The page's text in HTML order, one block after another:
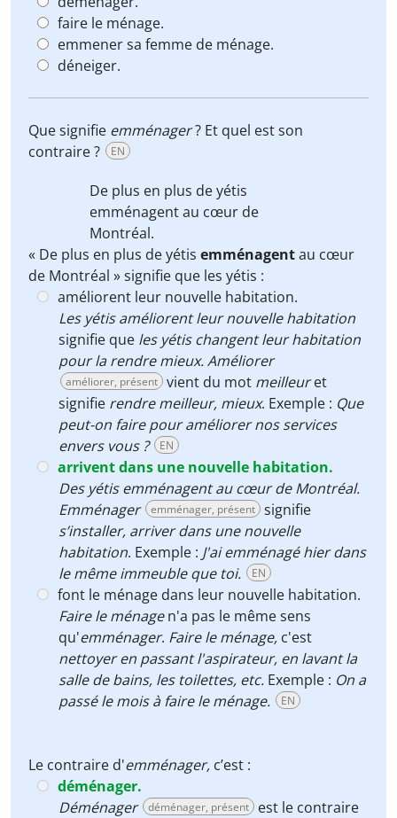
faire le ménage.
emmener sa femme de ménage.
déneiger.
Que signifie emménager? Et quel est son
contraire ?
EN
De plus en plus de yétis
emménagentau cœur de
Montréal.
« De plus en plus de yétis emménagentau cœur
de Montréal » signifie que les yétis :
améliorent leur nouvelle habitation.
Les yétis améliorent leur nouvelle habitation
signifie que les yétis changent leur habitation
pour la rendre mieux.Améliorer
améliorer, présent vient du mot meilleuret
signifie rendre meilleur, mieux. Exemple : Que
peut-on faire pour améliorer nos services
envers vous ?
EN
arrivent dans une nouvelle habitation.
Des yétis emménagent au cœur de Montréal.
Emménager
emménager, présent signifie
s’installer, arriver dans une nouvelle
habitation. Exemple : J'ai emménagé hier dans
le même immeuble que toi.
EN
font le ménage dans leur nouvelle habitation.
Faire le ménagen'a pas le même sens
qu'emménager. Faire le ménage, c'est
nettoyer en passant l'aspirateur, en lavant la
salle de bains, les toilettes, etc. Exemple : On a
passé le mois à faire le ménage.
EN
Le contraire d'emménager, c’est :
déménager.
Déménager
déménager, présent
est le contraire